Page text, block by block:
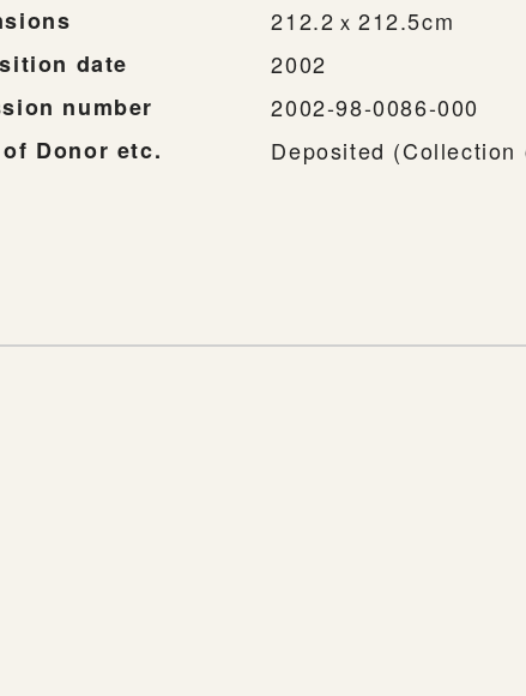
212.2ｘ212.5cm
date
2002
number
2002-98-0086-000
of Donor etc.
Deposited (Collection